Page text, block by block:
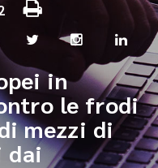
in
le frodi
mezzi di
dai